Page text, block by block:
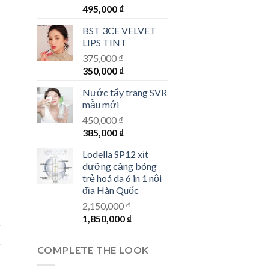
495,000 ₫
BST 3CE VELVET
LIPS TINT
375,000₫
350,000 ₫
Nước tẩy trang SVR
mẫu mới
450,000₫
385,000 ₫
Lodella SP12 xịt
dưỡng căng bóng
trẻ hoá da 6 in 1 nội
địa Hàn Quốc
2,150,000₫
1,850,000 ₫
COMPLETE THE LOOK